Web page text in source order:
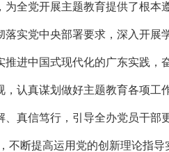
为全党开展主题教育提供了根本
党中央部署要求，深入开展
推进中国式现代化的广东实践
真谋划做好主题教育各项工
真信笃行，引导全办党员干部
不断提高运用党的创新理论指